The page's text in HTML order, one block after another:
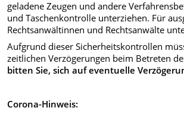
geladene Zeugen und andere
und Taschenkontrolle unterziehen. Für
Rechtsanwältinnen und Rechtsanwälte
Aufgrund dieser Sicherheitskontrollen
zeitlichen Verzögerungen beim Betreten
bitten Sie, sich auf eventuelle
Corona-Hinweis: